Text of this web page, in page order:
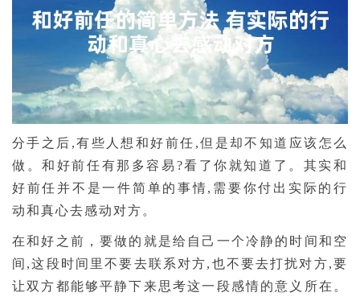
分手之后,有些人想和好前任,但是却不知道应该怎么
做。和好前任有那多容易?看了你就知道了。其实和
好前任并不是一件简单的事情,需要你付出实际的行
动和真心去感动对方。
在和好之前，要做的就是给自己一个冷静的时间和空
间,这段时间里不要去联系对方,也不要去打扰对方,要
让双方都能够平静下来思考这一段感情的意义所在。